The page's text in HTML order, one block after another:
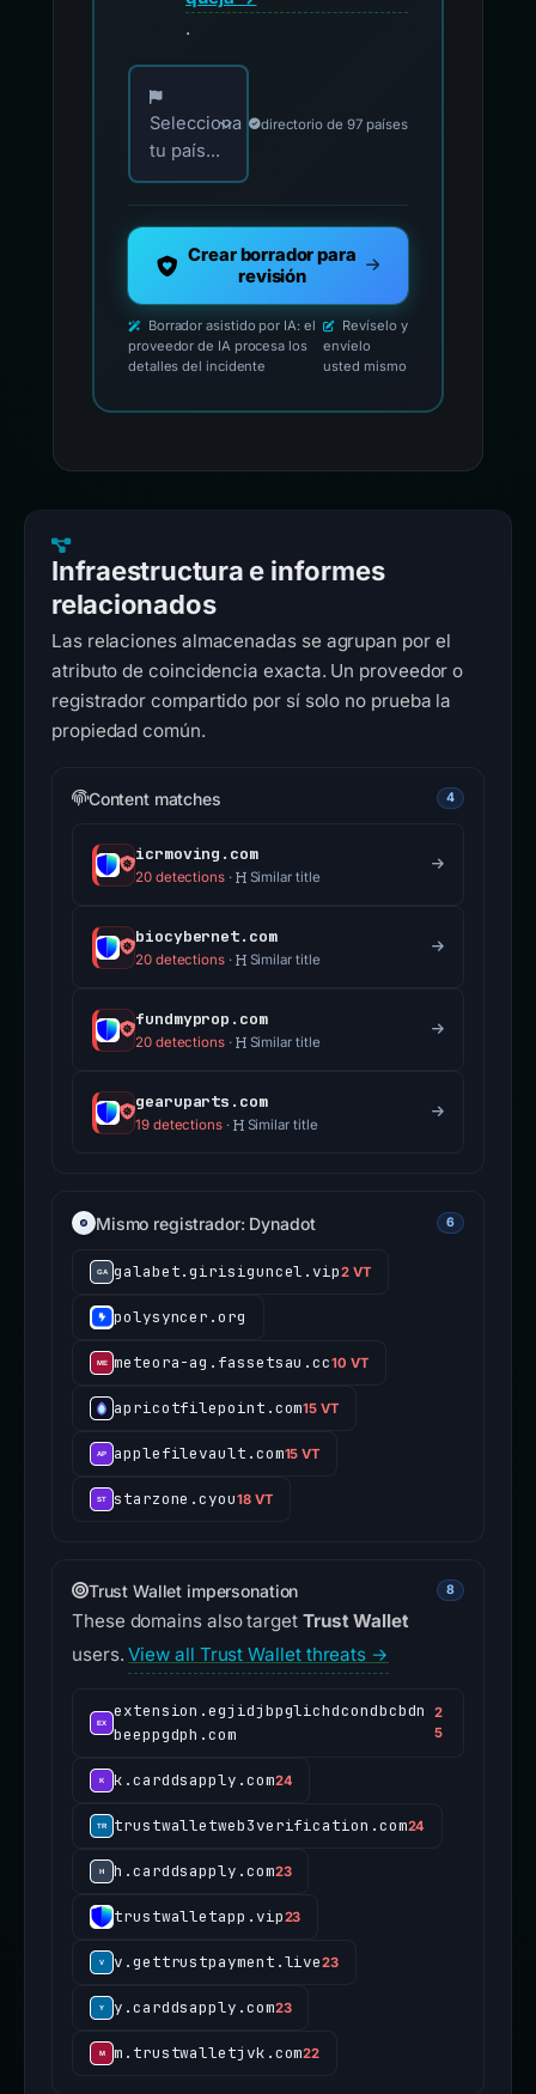
.
Elija su país para los contactos oficiales de
Selecciona
tu país...
directorio de 97 países
Crear borrador para
revisión
Borrador asistido por IA: el
proveedor de IA procesa los
detalles del incidente
Revíselo y
envíelo
usted mismo
Infraestructura e informes
relacionados
Las relaciones almacenadas se agrupan por el
atributo de coincidencia exacta. Un proveedor o
registrador compartido por sí solo no prueba la
propiedad común.
Content matches 4
icrmoving.com
20 detections· Similar title
biocybernet.com
20 detections· Similar title
fundmyprop.com
20 detections· Similar title
gearuparts.com
19 detections· Similar title
Mismo registrador: Dynadot 6
galabet.girisiguncel.vip2 VT
polysyncer.org
meteora-ag.fassetsau.cc10 VT
apricotfilepoint.com15 VT
applefilevault.com15 VT
starzone.cyou18 VT
Trust Wallet impersonation 8
These domains also target Trust Wallet
users.View all Trust Wallet threats →
extension.egjidjbpglichdcondbcbdn
beeppgdph.com
2
5
k.carddsapply.com24
trustwalletweb3verification.com24
h.carddsapply.com23
trustwalletapp.vip23
v.gettrustpayment.live23
y.carddsapply.com23
m.trustwalletjvk.com22